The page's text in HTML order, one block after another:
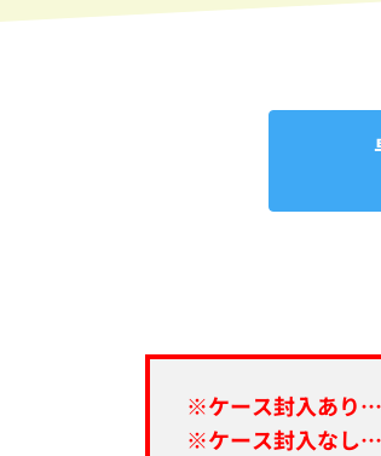
※ケース封入あり…
※ケース封入なし…